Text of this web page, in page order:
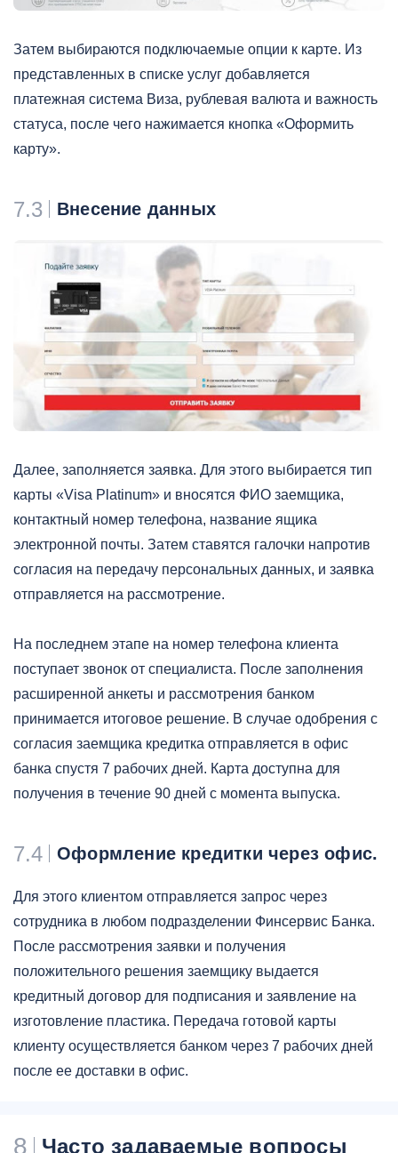
Затем выбираются подключаемые опции к карте. Из
представленных в списке услуг добавляется
платежная система Виза, рублевая валюта и важность
статуса, после чего нажимается кнопка «Оформить
карту».
7.3 Внесение данных
Далее, заполняется заявка. Для этого выбирается тип
карты «Visa Platinum» и вносятся ФИО заемщика,
контактный номер телефона, название ящика
электронной почты. Затем ставятся галочки напротив
согласия на передачу персональных данных, и заявка
отправляется на рассмотрение.
На последнем этапе на номер телефона клиента
поступает звонок от специалиста. После заполнения
расширенной анкеты и рассмотрения банком
принимается итоговое решение. В случае одобрения с
согласия заемщика кредитка отправляется в офис
банка спустя 7 рабочих дней. Карта доступна для
получения в течение 90 дней с момента выпуска.
7.4 Оформление кредитки через офис.
Для этого клиентом отправляется запрос через
сотрудника в любом подразделении Финсервис Банка.
После рассмотрения заявки и получения
положительного решения заемщику выдается
кредитный договор для подписания и заявление на
изготовление пластика. Передача готовой карты
клиенту осуществляется банком через 7 рабочих дней
после ее доставки в офис.
8 Часто задаваемые вопросы